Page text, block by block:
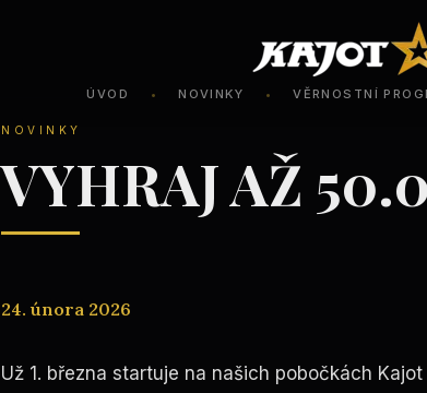
ÚVOD • NOVINKY • VĚRNOSTNÍ
NOVINKY
VYHRAJ AŽ
24. února 2026
Už 1. března startuje na našich pobočkách